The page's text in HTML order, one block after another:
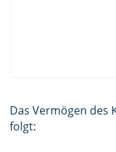
Das Vermögen des
folgt: